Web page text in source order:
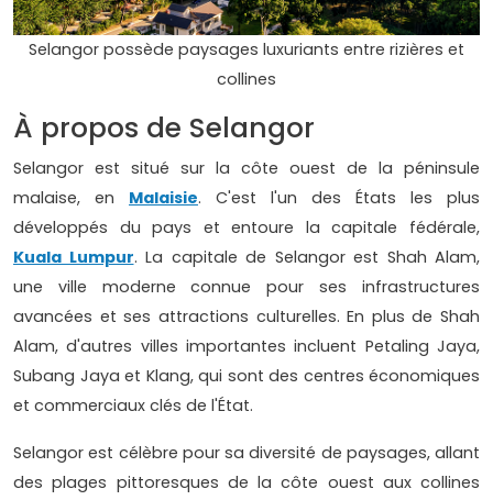
Selangor possède paysages luxuriants entre rizières et
collines
À propos de Selangor
Selangor est situé sur la côte ouest de la péninsule
malaise, en Malaisie. C'est l'un des États les plus
développés du pays et entoure la capitale fédérale,
Kuala Lumpur. La capitale de Selangor est Shah Alam,
une ville moderne connue pour ses infrastructures
avancées et ses attractions culturelles. En plus de Shah
Alam, d'autres villes importantes incluent Petaling Jaya,
Subang Jaya et Klang, qui sont des centres économiques
et commerciaux clés de l'État.
Selangor est célèbre pour sa diversité de paysages, allant
des plages pittoresques de la côte ouest aux collines